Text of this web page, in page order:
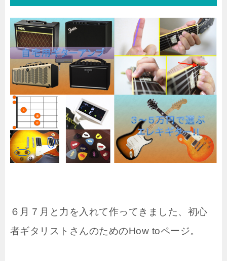
６月７月と力を入れて作ってきました、初心
者ギタリストさんのためのHow toページ。